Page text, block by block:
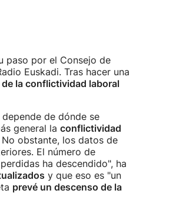
paso por el Consejo de
Euskadi. Tras hacer una
la conflictividad laboral
de dónde se
general la conflictividad
obstante, los datos de
El número de
ha descendido", ha
y que eso es "un
prevé un descenso de la